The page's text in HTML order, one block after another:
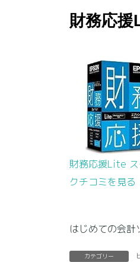
財務応
財務応援Lite ス
クチコミを見る
はじめての会計
カテゴリー